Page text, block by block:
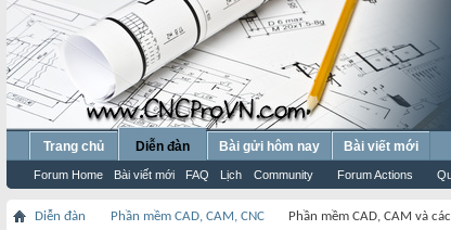
Trang chủ Diễn đàn
Forum Home Bài viết mới FAQ Lịch Community Forum Actions
Bài gửi hôm nay Bài viết mới
Diễn đàn Phần mềm CAD, CAM, CNC Phần mềm CAD, CAM và